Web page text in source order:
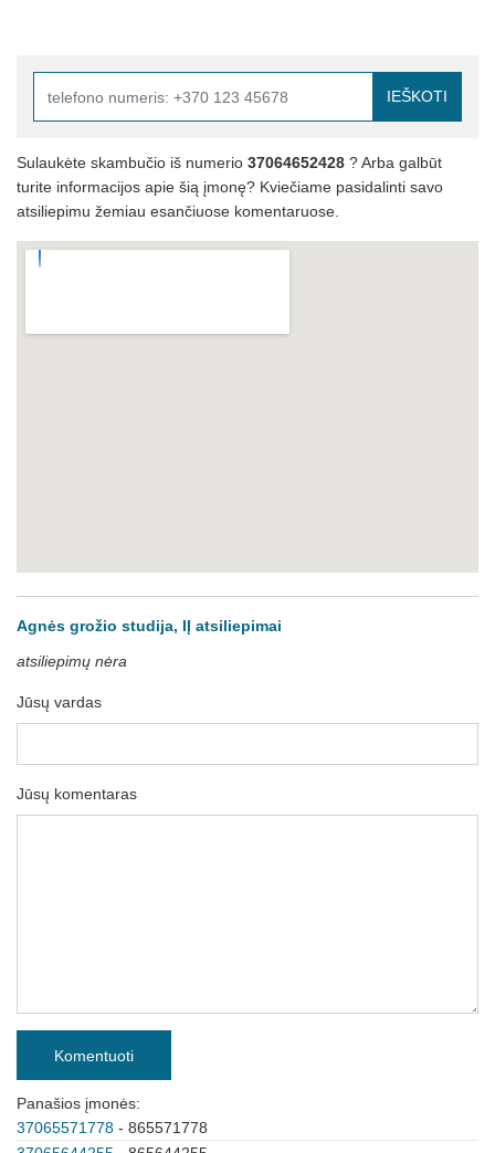
IEŠKOTI
Sulaukėte skambučio iš numerio 37064652428 ? Arba galbūt
turite informacijos apie šią įmonę? Kviečiame pasidalinti savo
atsiliepimu žemiau esančiuose komentaruose.
Agnės grožio studija, IĮ atsiliepimai
atsiliepimų nėra
Jūsų vardas
Jūsų komentaras
Komentuoti
Panašios įmonės:
37065571778 - 865571778